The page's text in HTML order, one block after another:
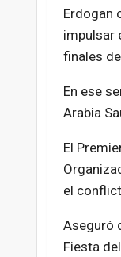
Erdogan
impulsar
finales
En ese
Arabia
El
el
Aseguró
Fiesta